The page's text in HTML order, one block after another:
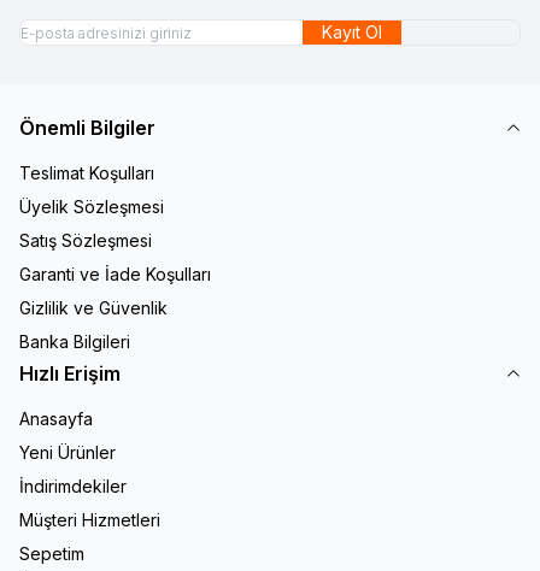
Kayıt Ol
Önemli Bilgiler
Teslimat Koşulları
Üyelik Sözleşmesi
Satış Sözleşmesi
Garanti ve İade Koşulları
Gizlilik ve Güvenlik
Banka Bilgileri
Hızlı Erişim
Anasayfa
Yeni Ürünler
İndirimdekiler
Müşteri Hizmetleri
Sepetim